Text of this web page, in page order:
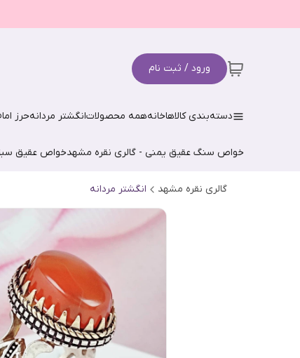
ورود / ثبت نام
دسته‌بندی کالاهاخانههمه محصولاتانگشتر مردانهحرز
خواص سنگ عقیق یمنی - گالری نقره مشهدخواص عقیق
گالری نقره مشهد انگشتر مردانه